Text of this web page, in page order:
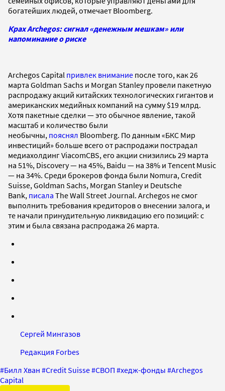
богатейших людей, отмечает Bloomberg.
Крах Archegos: сигнал «денежным мешкам» или
напоминание о риске
Archegos Capital привлек внимание после того, как 26
марта Goldman Sachs и Morgan Stanley провели пакетную
распродажу акций китайских технологических гигантов и
американских медийных компаний на сумму $19 млрд.
Хотя пакетные сделки — это обычное явление, такой
масштаб и количество были
необычны, пояснял Bloomberg. По данным «БКС Мир
инвестиций» больше всего от распродажи пострадал
медиахолдинг ViacomCBS, его акции снизились 29 марта
на 51%, Discovery — на 45%, Baidu — на 38% и Tencent Music
— на 34%. Среди брокеров фонда были Nomura, Credit
Suisse, Goldman Sachs, Morgan Stanley и Deutsche
Bank, писала The Wall Street Journal. Archegos не смог
выполнить требования кредиторов о внесении залога, и
те начали принудительную ликвидацию его позиций: с
этим и была связана распродажа 26 марта.
Сергей Мингазов
Редакция Forbes
#Билл Хван #Credit Suisse#СВОП #хедж-фонды #Archegos
Capital